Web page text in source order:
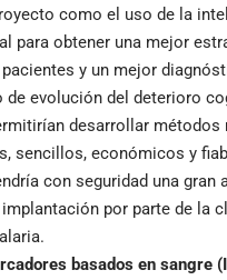
como el uso de la
para obtener una mejor
y un mejor
de evolución del deterioro
desarrollar métodos
sencillos, económicos y
con seguridad una gran
implantación por parte de la
basados en sangre